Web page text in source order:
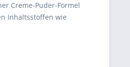
Creme-Puder-Formel
Inhaltsstoffen wie